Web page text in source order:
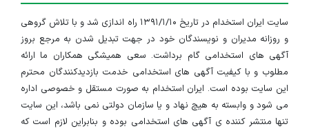
سایت ایران استخدام در تاریخ ۱۳۹۱/۱/۱۰ راه اندازی شد و با تلاش گروهی
و روزانه مدیران و نویسندگان خود در جهت تبدیل شدن به مرجع بروز
آگهی های استخدامی گام برداشت. سعی همیشگی همکاران ما ارائه
مطلوب و با کیفیت آگهی های استخدامی خدمت بازدیدکنندگان محترم
این سایت بوده است. ایران استخدام به صورت مستقل و خصوصی اداره
می شود و وابسته به هیچ نهاد و یا سازمان دولتی نمی باشد، این سایت
تنها منتشر کننده ی آگهی های استخدامی بوده و بنابراین لازم است که